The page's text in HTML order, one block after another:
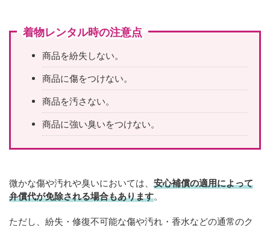
着物レンタル時の注意点
商品を紛失しない。
商品に傷をつけない。
商品を汚さない。
商品に強い臭いをつけない。
微かな傷や汚れや臭いにおいては、 安心補償の適用によって
弁償代が免除される場合もあります。
ただし、紛失・修復不可能な傷や汚れ・香水などの通常のク